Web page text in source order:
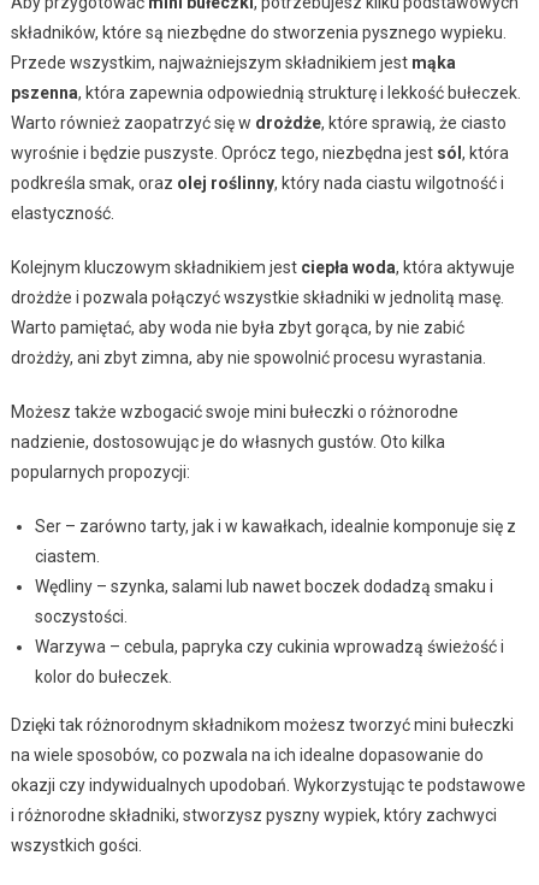
składników, które są niezbędne do stworzenia pysznego wypieku.
Przede wszystkim, najważniejszym składnikiem jest mąka
pszenna, która zapewnia odpowiednią strukturę i lekkość bułeczek.
Warto również zaopatrzyć się w drożdże, które sprawią, że ciasto
wyrośnie i będzie puszyste. Oprócz tego, niezbędna jest sól , która
podkreśla smak, oraz olej roślinny, który nada ciastu wilgotność i
elastyczność.
Kolejnym kluczowym składnikiem jest ciepła woda, która aktywuje
drożdże i pozwala połączyć wszystkie składniki w jednolitą masę.
Warto pamiętać, aby woda nie była zbyt gorąca, by nie zabić
drożdży, ani zbyt zimna, aby nie spowolnić procesu wyrastania.
Możesz także wzbogacić swoje mini bułeczki o różnorodne
nadzienie, dostosowując je do własnych gustów. Oto kilka
popularnych propozycji:
Ser – zarówno tarty, jak i w kawałkach, idealnie komponuje się z
ciastem.
Wędliny – szynka, salami lub nawet boczek dodadzą smaku i
soczystości.
Warzywa – cebula, papryka czy cukinia wprowadzą świeżość i
kolor do bułeczek.
Dzięki tak różnorodnym składnikom możesz tworzyć mini bułeczki
na wiele sposobów, co pozwala na ich idealne dopasowanie do
okazji czy indywidualnych upodobań. Wykorzystując te podstawowe
i różnorodne składniki, stworzysz pyszny wypiek, który zachwyci
wszystkich gości.